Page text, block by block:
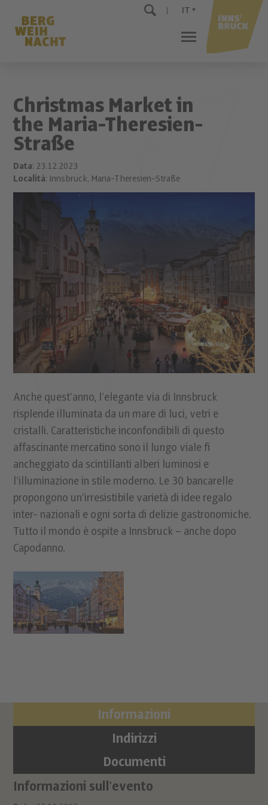
IT
Christmas Market in
the Maria-Theresien-
Straße
Data: 23.12.2023
Località: Innsbruck, Maria-Theresien-Straße
Anche quest’anno, l’elegante via di Innsbruck
risplende illuminata da un mare di luci, vetri e
cristalli. Caratteristiche inconfondibili di questo
affascinante mercatino sono il lungo viale ﬁ
ancheggiato da scintillanti alberi luminosi e
l’illuminazione in stile moderno. Le 30 bancarelle
propongono un’irresistibile varietà di idee regalo
inter- nazionali e ogni sorta di delizie gastronomiche.
Tutto il mondo è ospite a Innsbruck – anche dopo
Capodanno.
Informazioni sull'evento
Informazioni
Indirizzi
Documenti